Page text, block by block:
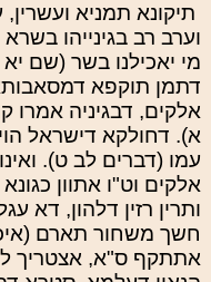
תיקונא תמניא
וערב רב בגינייהו
מי יאכילנו בשר (שם
דתמן תוקפא
אלקים, דבגיניה אמרו
א). דחולקא דישראל
עמו (דברים לב ט).
אלקים וט"ו אתוון
ותרין רזין דלהון, דא
חשך משחור תארם
אתתקף ס"א, אצטריך